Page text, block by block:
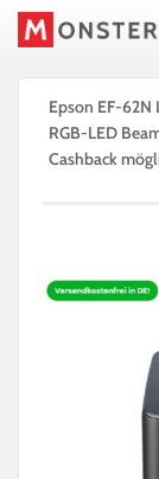
Epson EF-
RGB-LED
Cashback